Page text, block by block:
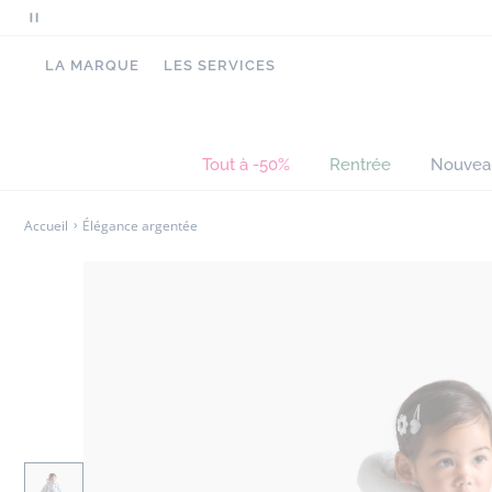
Mettre
pause
LA MARQUE LES SERVICES
Tout à -50% Rentrée
Accueil Élégance argentée